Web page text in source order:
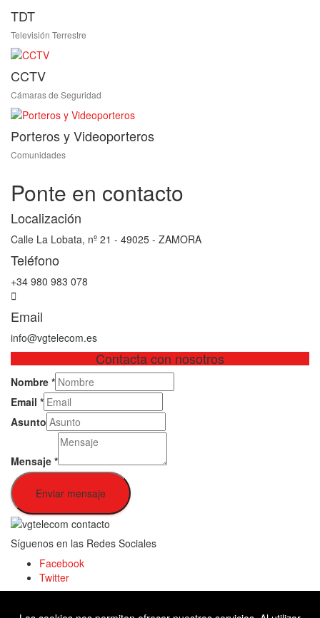
TDT
Televisión Terrestre
CCTV
Cámaras de Seguridad
Porteros y Videoporteros
Comunidades
Ponte en contacto
Localización
Calle La Lobata, nº 21 - 49025 - ZAMORA
Teléfono
+34 980 983 078
Email
info@vgtelecom.es
Contacta con nosotros
Nombre *
Email *
Asunto
Mensaje *
Enviar mensaje
Síguenos en las Redes Sociales
Facebook
Twitter